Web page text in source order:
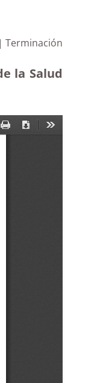
Terminación
la Salud